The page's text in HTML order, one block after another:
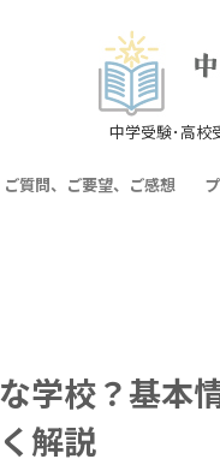
中学受験･高校
ご質問、ご要望、ご感想
学校？基本
解説